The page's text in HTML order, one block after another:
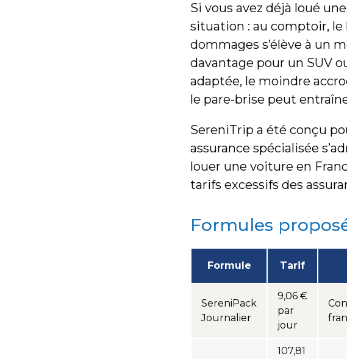
Si vous avez déjà loué
situation : au comptoir, le
dommages s’élève à un
davantage pour un SUV
adaptée, le moindre
le pare-brise peut
SereniTrip a été conçu
assurance spécialisée
louer une voiture en
tarifs excessifs des
Formules
Formule Tarif
SereniPack
Journalier
9,06 €
par
jour
107,81